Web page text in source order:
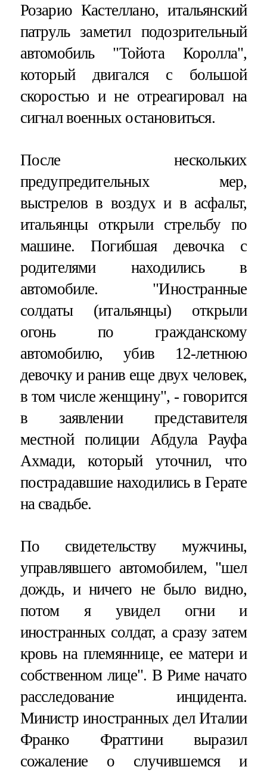
Розарио Кастеллано, итальянский
патруль заметил подозрительный
автомобиль "Тойота Королла",
который двигался с большой
скоростью и не отреагировал на
сигнал военных остановиться.
После нескольких
предупредительных мер,
выстрелов в воздух и в асфальт,
итальянцы открыли стрельбу по
машине. Погибшая девочка с
родителями находились в
автомобиле. "Иностранные
солдаты (итальянцы) открыли
огонь по гражданскому
автомобилю, убив 12-летнюю
девочку и ранив еще двух человек,
в том числе женщину", - говорится
в заявлении представителя
местной полиции Абдула Рауфа
Ахмади, который уточнил, что
пострадавшие находились в Герате
на свадьбе.
По свидетельству мужчины,
управлявшего автомобилем, "шел
дождь, и ничего не было видно,
потом я увидел огни и
иностранных солдат, а сразу затем
кровь на племяннице, ее матери и
собственном лице". В Риме начато
расследование инцидента.
Министр иностранных дел Италии
Франко Фраттини выразил
сожаление о случившемся и